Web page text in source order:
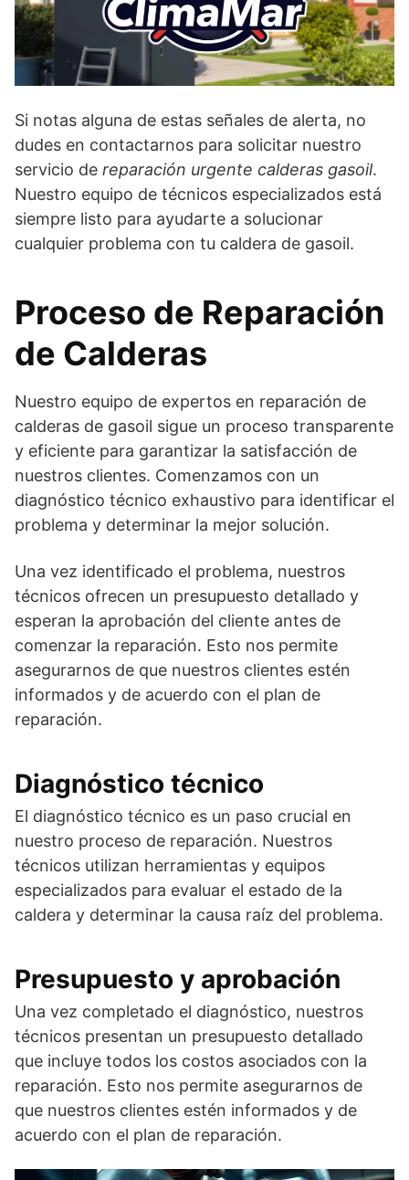
Si notas alguna de estas señales de alerta, no
dudes en contactarnos para solicitar nuestro
servicio de reparación urgente calderas gasoil.
Nuestro equipo de técnicos especializados está
siempre listo para ayudarte a solucionar
cualquier problema con tu caldera de gasoil.
Proceso de Reparación
de Calderas
Nuestro equipo de expertos en reparación de
calderas de gasoil sigue un proceso transparente
y eficiente para garantizar la satisfacción de
nuestros clientes. Comenzamos con un
diagnóstico técnico exhaustivo para identificar el
problema y determinar la mejor solución.
Una vez identificado el problema, nuestros
técnicos ofrecen un presupuesto detallado y
esperan la aprobación del cliente antes de
comenzar la reparación. Esto nos permite
asegurarnos de que nuestros clientes estén
informados y de acuerdo con el plan de
reparación.
Diagnóstico técnico
El diagnóstico técnico es un paso crucial en
nuestro proceso de reparación. Nuestros
técnicos utilizan herramientas y equipos
especializados para evaluar el estado de la
caldera y determinar la causa raíz del problema.
Presupuesto y aprobación
Una vez completado el diagnóstico, nuestros
técnicos presentan un presupuesto detallado
que incluye todos los costos asociados con la
reparación. Esto nos permite asegurarnos de
que nuestros clientes estén informados y de
acuerdo con el plan de reparación.